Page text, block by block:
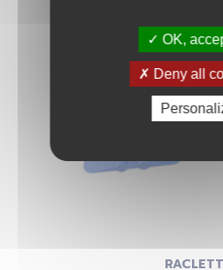
OK,
Deny all